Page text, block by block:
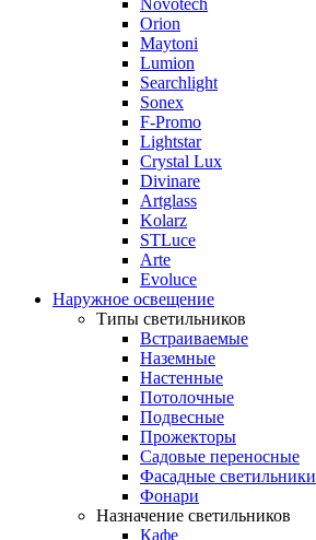
Novotech
Orion
Maytoni
Lumion
Searchlight
Sonex
F-Promo
Lightstar
Crystal Lux
Divinare
Artglass
Kolarz
STLuce
Arte
Evoluce
Наружное освещение
Типы светильников
Встраиваемые
Наземные
Настенные
Потолочные
Подвесные
Прожекторы
Садовые переносные
Фасадные светильники
Фонари
Назначение светильников
Кафе